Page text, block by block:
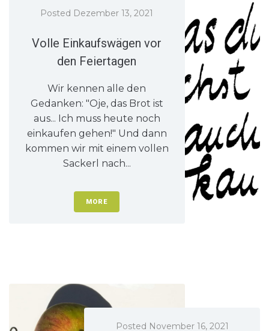
Posted Dezember 13, 2021
Volle Einkaufswägen vor
den Feiertagen
Wir kennen alle den
Gedanken: "Oje, das Brot ist
aus... Ich muss heute noch
einkaufen gehen!" Und dann
kommen wir mit einem vollen
Sackerl nach...
MORE
Posted November 16, 2021